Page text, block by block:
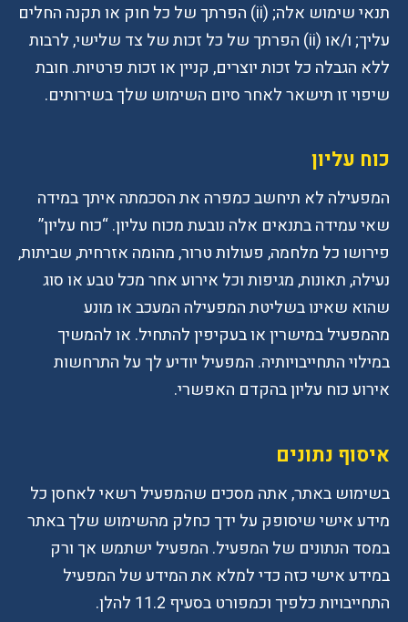
תנאי שימוש אלה; (ii) הפרתך של כל חוק או תקנה החלים
עליך; ו/או (ii) הפרתך של כל זכות של צד שלישי, לרבות
ללא הגבלה כל זכות יוצרים, קניין או זכות פרטיות. חובת
שיפוי זו תישאר לאחר סיום השימוש שלך בשירותים.
כוח עליון
המפעילה לא תיחשב כמפרה את הסכמתה איתך במידה
שאי עמידה בתנאים אלה נובעת מכוח עליון. “כוח עליון”
פירושו כל מלחמה, פעולות טרור, מהומה אזרחית, שביתות,
נעילה, תאונות, מגיפות וכל אירוע אחר מכל טבע או סוג
שהוא שאינו בשליטת המפעילה המעכב או מונע
מהמפעיל במישרין או בעקיפין להתחיל. או להמשיך
במילוי התחייבויותיה. המפעיל יודיע לך על התרחשות
אירוע כוח עליון בהקדם האפשרי.
איסוף נתונים
בשימוש באתר, אתה מסכים שהמפעיל רשאי לאחסן כל
מידע אישי שיסופק על ידך כחלק מהשימוש שלך באתר
במסד הנתונים של המפעיל. המפעיל ישתמש אך ורק
במידע אישי כזה כדי למלא את המידע של המפעיל
התחייבויות כלפיך וכמפורט בסעיף 11.2 להלן.